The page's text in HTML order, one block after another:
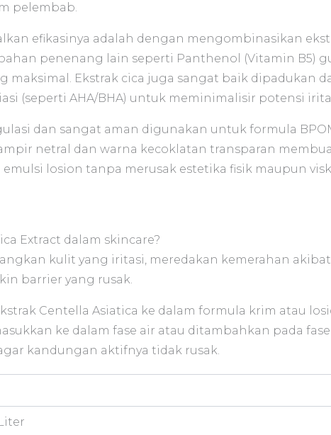
pelembab.
efikasinya adalah dengan mengombinasikan
penenang lain seperti Panthenol (Vitamin B5)
maksimal. Ekstrak cica juga sangat baik dipadukan
(seperti AHA/BHA) untuk meminimalisir potensi
dan sangat aman digunakan untuk formula
netral dan warna kecoklatan transparan
losion tanpa merusak estetika fisik maupun
Extract dalam skincare?
kulit yang iritasi, meredakan kemerahan akibat
barrier yang rusak.
Centella Asiatica ke dalam formula krim atau
ke dalam fase air atau ditambahkan pada
kandungan aktifnya tidak rusak.